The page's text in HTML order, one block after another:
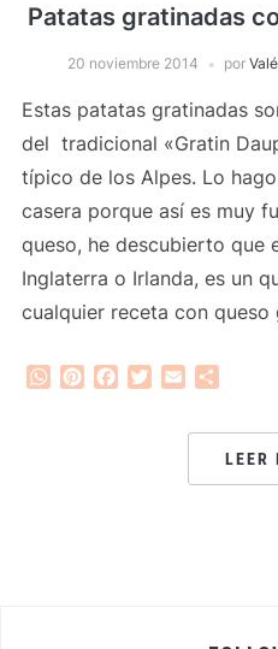
Patatas gratinadas
20 noviembre 2014 por
Estas patatas gratinadas
del tradicional «Gratin
típico de los Alpes. Lo
casera porque así es muy
queso, he descubierto que
Inglaterra o Irlanda, es un
cualquier receta con
WhatsApp
PinterestFacebook
Twitter
Email
LEER